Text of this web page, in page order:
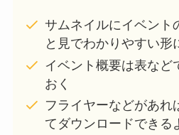
サムネイルにイベント
と見でわかりやすい形
イベント概要は表など
おく
フライヤーなどがあれ
てダウンロードできる